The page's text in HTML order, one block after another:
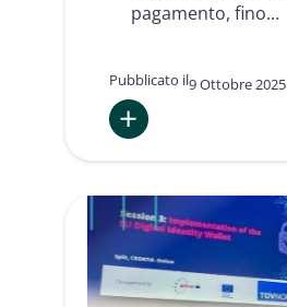
pagamento, fino…
Pubblicato il9 Ottobre 2025
Il
del
KYC
e
dell’AML
nei